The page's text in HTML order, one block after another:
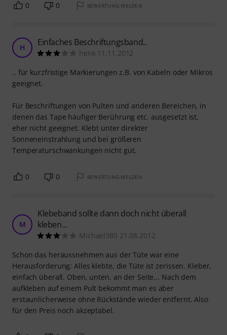
0 0 BEWERTUNG MELDEN
H Einfaches Beschriftungsband..
henk 11.11.2012
.. für kurzfristige Markierungen z.B. von Kabeln oder Mikros
geeignet.
Für Beschriftungen von Pulten und anderen Bereichen, in
denen das Tape häufiger Berührung etc. ausgesetzt ist,
eher nicht geeignet. Klebt unter direkter
Sonneneinstrahlung und bei größeren
Temperaturschwankungen nicht gut.
0 0 BEWERTUNG MELDEN
M
Klebeband sollte dann doch nicht überall
kleben...
Michael380 21.08.2012
Schon das heraussnehmen aus der Tüte war eine
Herausforderung: Alles klebte, die Tüte ist zerissen. Kleber,
einfach überall. Oben, unten, an der Seite... Nach dem
aufkleben auf einem Pult bekommt man es aber
erstaunlicherweise ohne Rückstände wieder entfernt. Also
für den Preis noch akzeptabel.